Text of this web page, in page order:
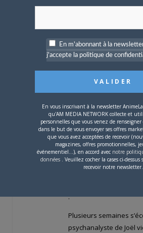
The Last of Us
Ellie a été ramenée à
voyons se réveiller,
réalise avec horreur et
Spoiler
.
Par ailleurs nous
Tommy
Spoiler
.
Plusieurs semaines
psychanalyste de Joël
En m'abonnant à la
j'accepte la politique de
En vous inscrivant à la newsletter
qu'AM MEDIA NETWORK collecte et
personnelles que vous venez de
dans le but de vous envoyer ses offres
que vous avez acceptées de recevoir
magazines, offres promotionnelles,
événementiel...), en accord avec notre
données . Veuillez cocher la cases ci-dessus
recevoir notre newsletter.